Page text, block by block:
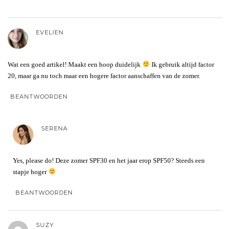
EVELIEN
Wat een goed artikel! Maakt een hoop duidelijk
Ik gebruik altijd factor
20, maar ga nu toch maar een hogere factor aanschaffen van de zomer.
BEANTWOORDEN
SERENA
Yes, please do! Deze zomer SPF30 en het jaar erop SPF50? Steeds een
stapje hoger
BEANTWOORDEN
SUZY